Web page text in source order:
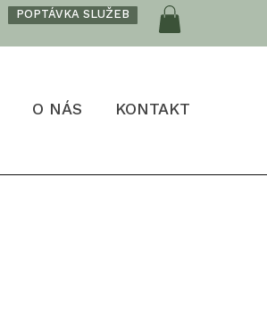
POPTÁVKA SLUŽEB
O NÁS KONTAKT